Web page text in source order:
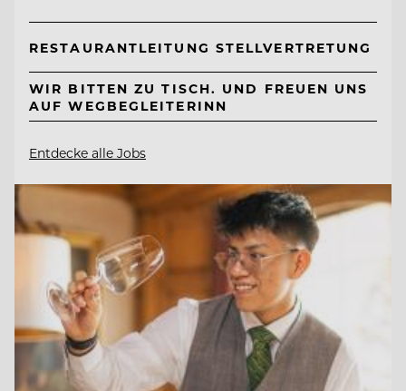
RESTAURANTLEITUNG STELLVERTRETUNG
WIR BITTEN ZU TISCH. UND FREUEN UNS
AUF WEGBEGLEITERINN
Entdecke alle Jobs